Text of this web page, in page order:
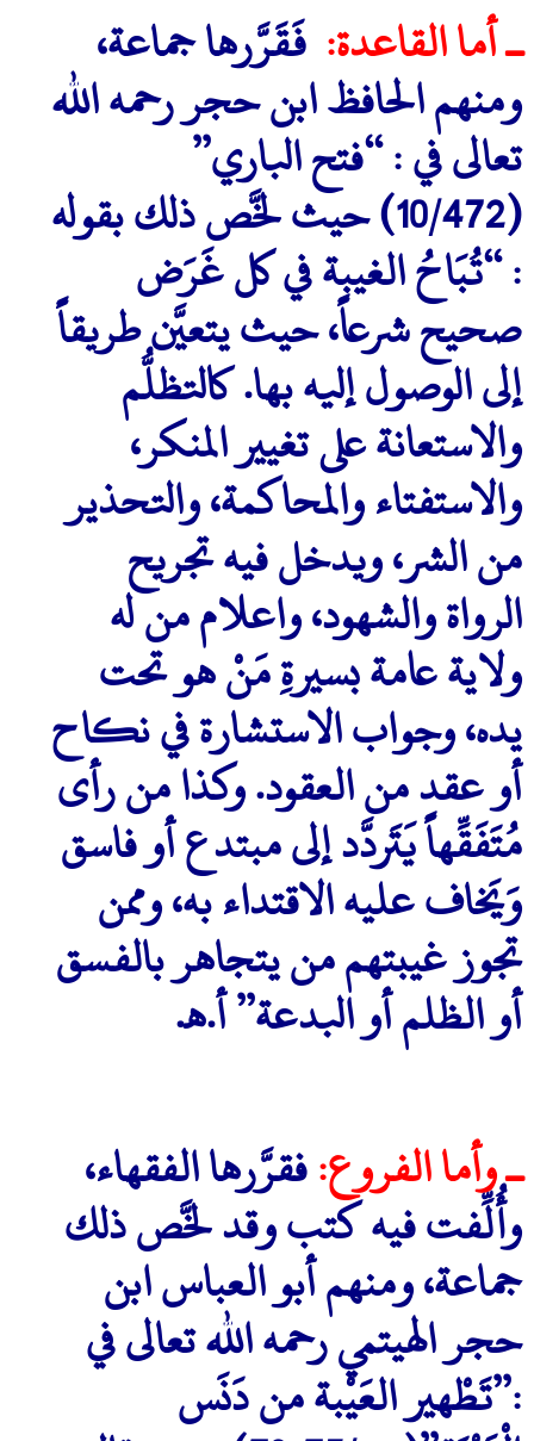
ـ أما القاعدة: فَقَرَّرها جماعة،
ومنهم الحافظ ابن حجر رحمه الله
تعالى في : “فتح الباري”
(10/472) حيث لخَّص ذلك بقوله
: “تُبَاحُ الغيبة في كل غَرَض
صحيح شرعاً، حيث يتعيَّن طريقاً
إلى الوصول إليه بها. كالتظلُّم
والاستعانة على تغيير المنكر،
والاستفتاء والمحاكمة، والتحذير
من الشر، ويدخل فيه تجريح
الرواة والشهود، واعلام من له
ولاية عامة بسيرةِ مَنْ هو تحت
يده، وجواب الاستشارة في نكاح
أو عقد من العقود. وكذا من رأى
مُتَفَقِّهاً يَتَردَّد إلى مبتدع أو فاسق
وَيَخاف عليه الاقتداء به، وممن
تجوز غيبتهم من يتجاهر بالفسق
أو الظلم أو البدعة” أ.هـ.
ـ وأما الفروع:فقرَّرها الفقهاء،
وأُلِّفت فيه كتب وقد لخَّص ذلك
جماعة، ومنهم أبو العباس ابن
حجر الهيتمي رحمه الله تعالى في
:”تَطْهير العَيْبة من دَنَس